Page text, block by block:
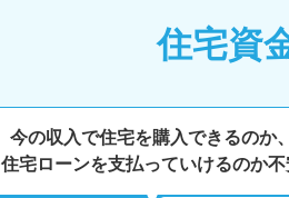
住宅資
今の収入で住宅を購入できるのか
住宅ローンを支払っていけるのか不